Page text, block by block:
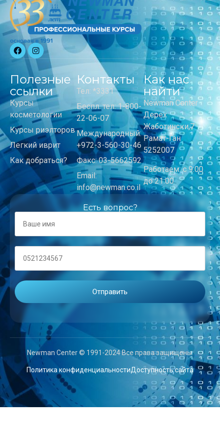
Полезные
ссылки
Курсы
косметологии
Курсы риэлторов
Легкий иврит
Как добраться?
Контакты
Тел: *3331
Беспл. тел: 1-800-
22-06-07
Международный:
+972-3-560-30-46
Факс: 03-5662592
Email:
info@newman.co.il
Как нас
найти
Newman Center
Дерех
Жаботински,7
Рамат-Ган
5252007
Работаем: с 9:00
до 21:00
Есть вопрос?
Newman Center © 1991-2024 Все права защищены.
Политика конфиденциальностиДоступность сайта